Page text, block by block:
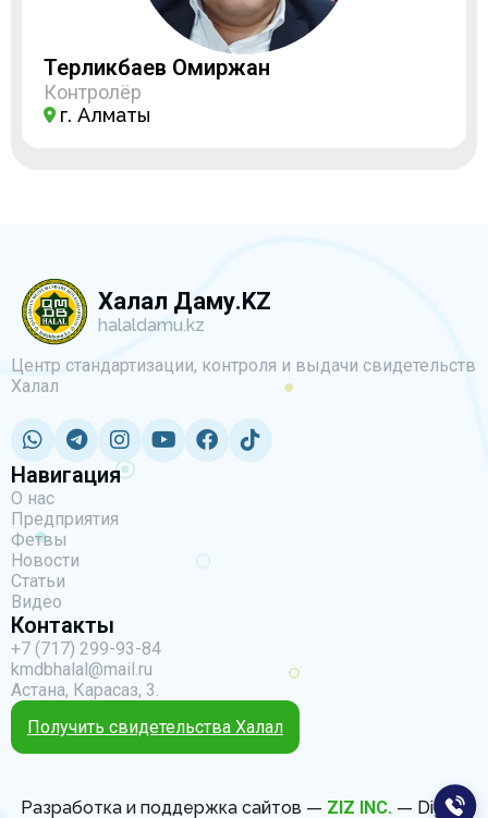
Терликбаев Омиржан
Контролёр
г. Алматы
Халал Даму.KZ
halaldamu.kz
Центр стандартизации, контроля и выдачи свидетельств
Халал
Навигация
О нас
Предприятия
Фетвы
Новости
Статьи
Видео
Контакты
+7 (717) 299-93-84
kmdbhalal@mail.ru
Астана, Карасаз, 3.
Получить свидетельства Халал
Разработка и поддержка сайтов — ZIZ INC.— Digital